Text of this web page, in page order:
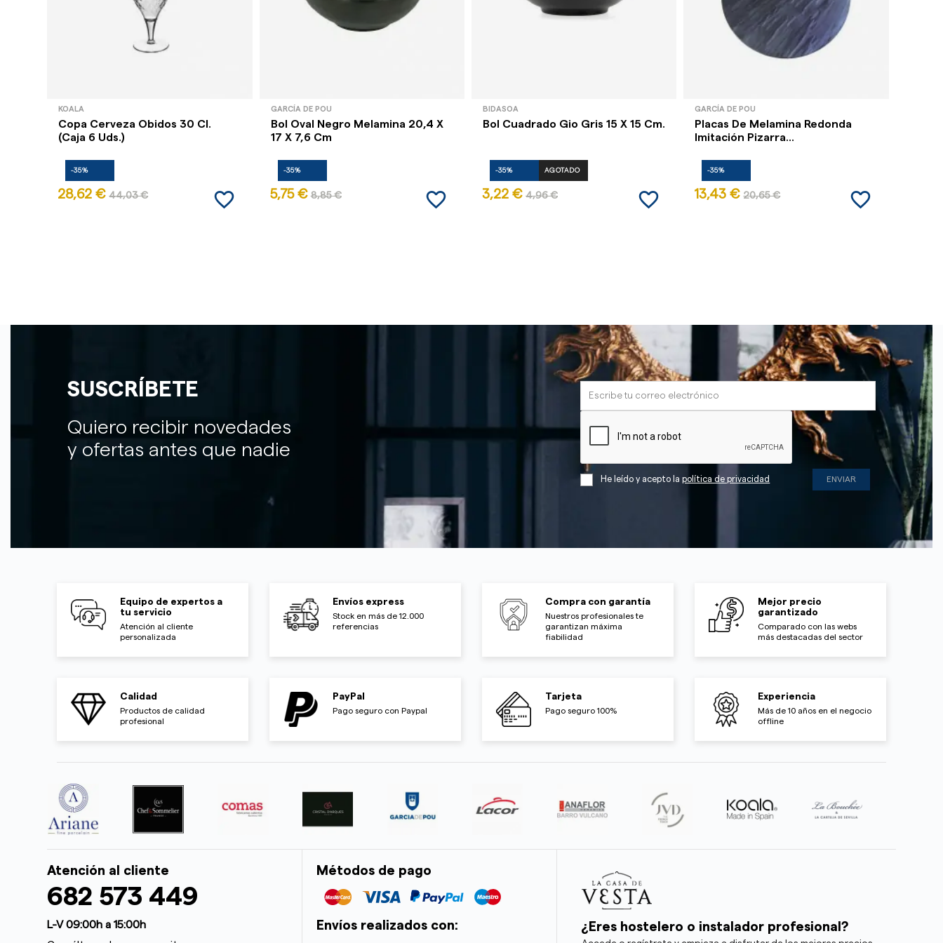
KOALA
Copa Cerveza Obidos 30 Cl.
(Caja 6 Uds.)
-35%
28,62 € 44,03 € favorite_border
GARCÍA DE POU
Bol Oval Negro Melamina 20,4 X
17 X 7,6 Cm
-35%
5,75 € 8,85 € favorite_border
BIDASOA
Bol Cuadrado Gio Gris 15 X 15 Cm.
-35% AGOTADO
3,22 € 4,96 € favorite_border
GARCÍA DE POU
Placas De Melamina Redonda
Imitación Pizarra...
-35%
13,43 € 20,65 € favorite_border
SUSCRÍBETE
Quiero recibir novedades
y ofertas antes que nadie
He leído y acepto lapolítica de privacidad
Equipo de expertos a
tu servicio
Atención al cliente
personalizada
Envíos express
Stock en más de 12.000
referencias
Compra con garantía
Nuestros profesionales te
garantizan máxima
fiabilidad
Mejor precio
garantizado
Comparado con las webs
más destacadas del sector
Calidad
Productos de calidad
profesional
PayPal
Pago seguro con Paypal
Tarjeta
Pago seguro 100%
Experiencia
Más de 10 años en el negocio
offline
Atención al cliente
682 573 449
L-V 09:00h a 15:00h
Métodos de pago
Envíos realizados con: ¿Eres hostelero o instalador profesional?